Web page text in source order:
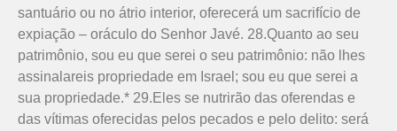
santuário ou no átrio interior, oferecerá um sacrifício de
expiação – oráculo do Senhor Javé. 28.Quanto ao seu
patrimônio, sou eu que serei o seu patrimônio: não lhes
assinalareis propriedade em Israel; sou eu que serei a
sua propriedade.* 29.Eles se nutrirão das oferendas e
das vítimas oferecidas pelos pecados e pelo delito: será